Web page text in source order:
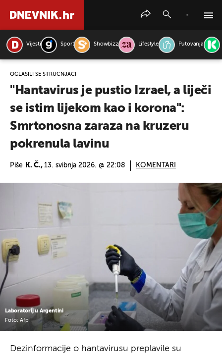
Vijesti Sport Showbizz Lifestyle Putovanja
OGLASILI SE STRUČNJACI
"Hantavirus je pustio Izrael, a liječi
se istim lijekom kao i korona":
Smrtonosna zaraza na kruzeru
pokrenula lavinu
Piše K. Č., 13. svibnja 2026. @ 22:08 KOMENTARI
Laboratorij u Argentini
Foto: Afp
Dezinformacije o hantavirusu preplavile su
PRETRAŽITE VIJESTI